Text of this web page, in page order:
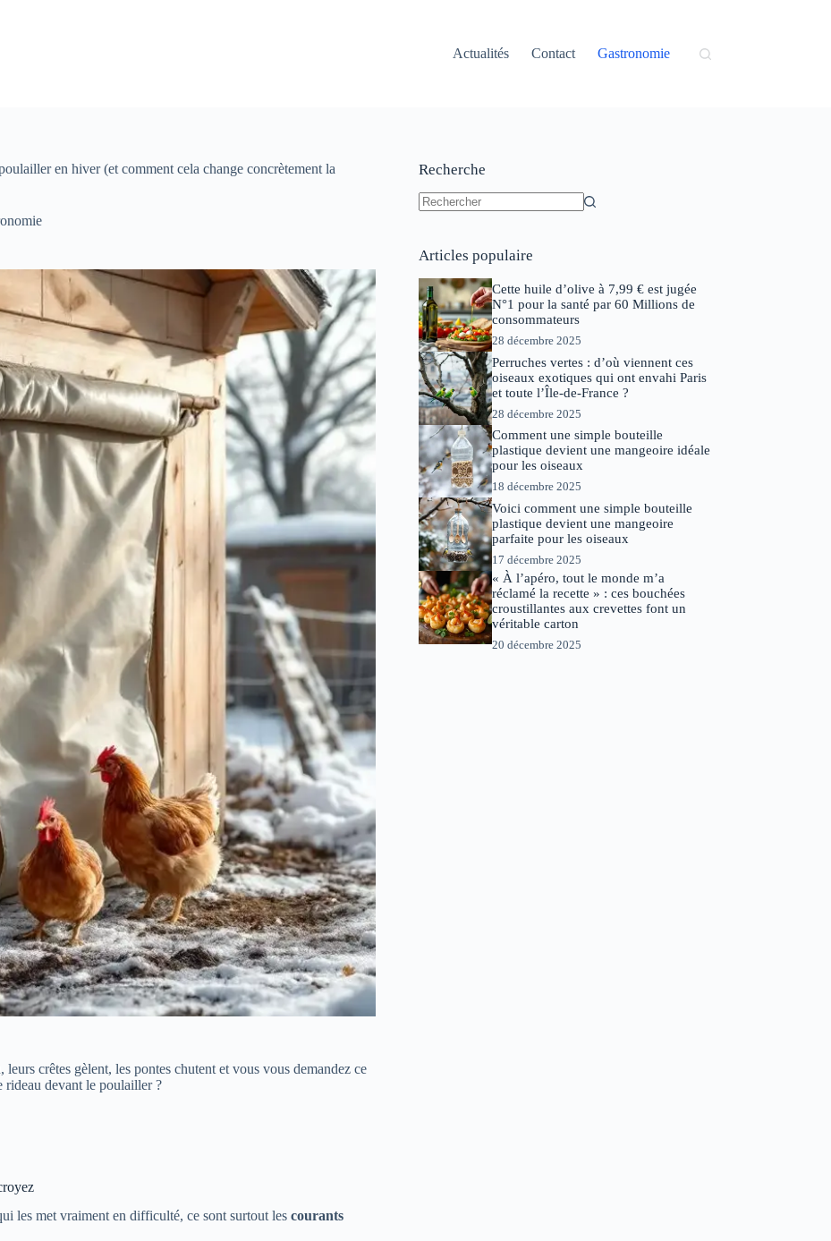
Actualités
Contact Gastronomie
en hiver (et comment cela change concrètement la
crêtes gèlent, les pontes chutent et vous vous demandez ce
devant le poulailler ?
les met vraiment en difficulté, ce sont surtout les courants
Recherche
Articles populaire
Cette huile d’olive à 7,99 € est jugée
N°1 pour la santé par 60 Millions de
consommateurs
28 décembre 2025
Perruches vertes : d’où viennent ces
oiseaux exotiques qui ont envahi Paris
et toute l’Île-de-France ?
28 décembre 2025
Comment une simple bouteille
plastique devient une mangeoire idéale
pour les oiseaux
18 décembre 2025
Voici comment une simple bouteille
plastique devient une mangeoire
parfaite pour les oiseaux
17 décembre 2025
« À l’apéro, tout le monde m’a
réclamé la recette » : ces bouchées
croustillantes aux crevettes font un
véritable carton
20 décembre 2025